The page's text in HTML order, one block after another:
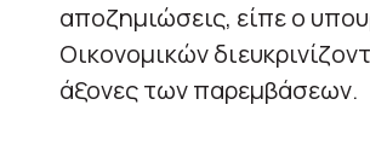
αποζημιώσεις, είπε ο
Οικονομικών
άξονες των παρεμβάσεων.